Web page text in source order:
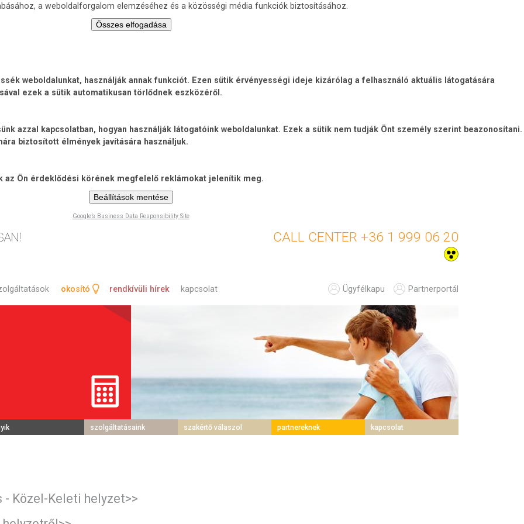
a weboldalforgalom elemzéséhez és a közösségi média funkciók biztosításához.
Összes elfogadása
weboldalunkat, használják annak funkciót. Ezen sütik érvényességi ideje kizárólag a felhasználó aktuális látogatására
ezek a sütik automatikusan törlődnek eszközéről.
azzal kapcsolatban, hogyan használják látogatóink weboldalunkat. Ezek a sütik nem tudják Önt személy szerint beazonosítani.
biztosított élmények javítására használjuk.
az Ön érdeklődési körének megfelelő reklámokat jelenítik meg.
Beállítások mentése
Google’s Business Data Responsibility Site
+36 1 999 06 20
okosító rendkívüli hírek kapcsolat Partnerportál
Ügyfélkapu
szolgáltatásaink szakértő válaszol partnereknek kapcsolat
Közel-Keleti helyzet>>